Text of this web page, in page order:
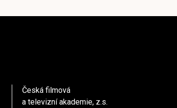
Česká filmová
a televizní akademie, z.s.